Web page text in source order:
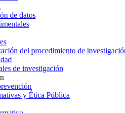
de datos
del procedimiento de
de investigación
y Ética Pública